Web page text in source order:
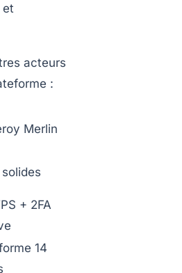
et
acteurs
:
Merlin
+ 2FA
14